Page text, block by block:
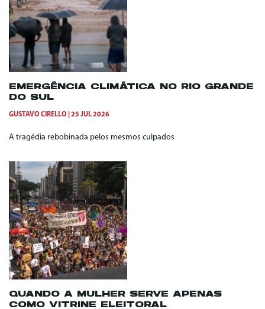
EMERGÊNCIA CLIMÁTICA NO RIO GRANDE
DO SUL
GUSTAVO CIRELLO 25 JUL 2026
A tragédia rebobinada pelos mesmos culpados
QUANDO A MULHER SERVE APENAS
COMO VITRINE ELEITORAL